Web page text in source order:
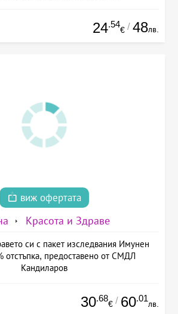
24.54
€ / 48лв.
виж офертата
Красота и Здраве
си с пакет изследвания Имунен
отстъпка, предоставено от СМДЛ
Кандиларов
30.68
€ / 60.01
лв.